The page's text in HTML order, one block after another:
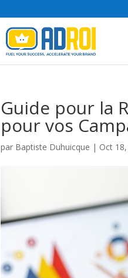
Guide pour la
pour vos
par Baptiste Duhuicque | Oct